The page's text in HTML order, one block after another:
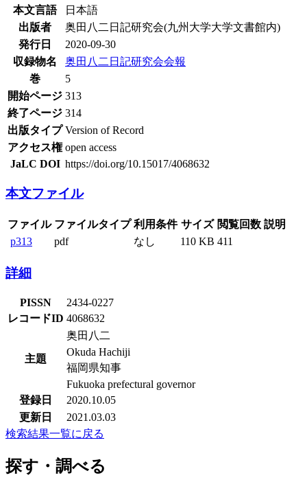
本文言語
日本語
出版者
奥田八二日記研究会(九州大学大学文書館内)
発行日
2020-09-30
収録物名
奥田八二日記研究会会報
巻
5
開始ページ 313
終了ページ 314
出版タイプ Version of Record
アクセス権 open access
JaLC DOI https://doi.org/10.15017/4068632
本文ファイル
ファイル ファイルタイプ 利用条件 サイズ 閲覧回数 説明
p313
pdf なし 110 KB 411
詳細
PISSN
2434-0227
レコードID 4068632
主題
奥田八二
Okuda Hachiji
福岡県知事
Fukuoka prefectural governor
登録日
2020.10.05
更新日
2021.03.03
検索結果一覧に戻る
探す・調べる